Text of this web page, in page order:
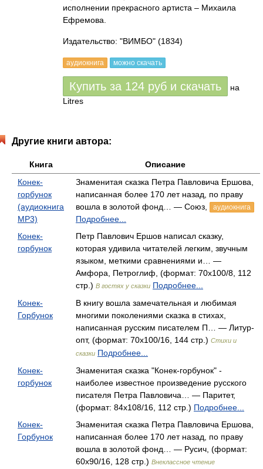
исполнении прекрасного артиста – Михаила
Ефремова.
Издательство: "ВИМБО" (1834)
аудиокнига можно скачать
Купить за 124 руб и скачать
на
Litres
Другие книги автора:
Книга
Описание
Конек-
горбунок
(аудиокнига
MP3)
Знаменитая сказка Петра Павловича Ершова,
написанная более 170 лет назад, по праву
вошла в золотой фонд… — Союз,
аудиокнига
Подробнее...
Конек-
горбунок
Петр Павлович Ершов написал сказку,
которая удивила читателей легким, звучным
языком, меткими сравнениями и… —
Амфора, Петроглиф, (формат: 70x100/8, 112
стр.) В гостях у сказки Подробнее...
Конек-
Горбунок
В книгу вошла замечательная и любимая
многими поколениями сказка в стихах,
написанная русским писателем П… — Литур-
опт, (формат: 70x100/16, 144 стр.) Стихи и
сказки Подробнее...
Конек-
горбунок
Знаменитая сказка "Конек-горбунок" -
наиболее известное произведение русского
писателя Петра Павловича… — Паритет,
(формат: 84x108/16, 112 стр.) Подробнее...
Конек-
Горбунок
Знаменитая сказка Петра Павловича Ершова,
написанная более 170 лет назад, по праву
вошла в золотой фонд… — Русич, (формат:
60x90/16, 128 стр.) Внеклассное чтение